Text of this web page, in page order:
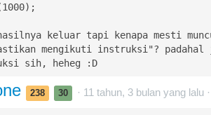
keluar tapi kenapa mesti
mengikuti instruksi"? padahal
sih, heheg :D
238 30 · 11 tahun, 3 bulan yang lalu